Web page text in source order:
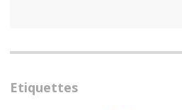
Etiquettes